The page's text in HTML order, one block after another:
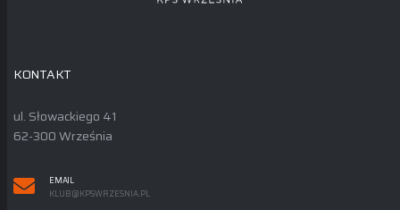
KONTAKT
ul. Słowackiego 41
62-300 Września
EMAIL
KLUB@KPSWRZESNIA.PL